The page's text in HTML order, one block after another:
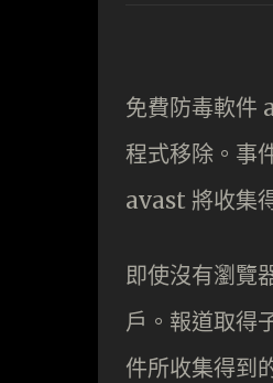
免費防毒軟件
程式移除。事
avast 將收集
即使沒有瀏覽
戶。報道取得
件所收集得到